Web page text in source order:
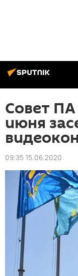
Совет
июня
09:35 15.06.2020